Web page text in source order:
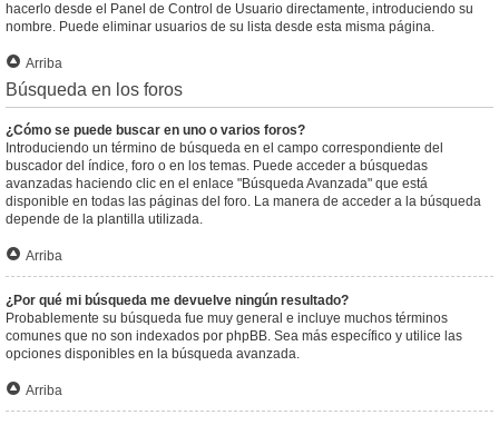
hacerlo desde el Panel de Control de Usuario directamente, introduciendo su
nombre. Puede eliminar usuarios de su lista desde esta misma página.
Arriba
Búsqueda en los foros
¿Cómo se puede buscar en uno o varios foros?
Introduciendo un término de búsqueda en el campo correspondiente del
buscador del índice, foro o en los temas. Puede acceder a búsquedas
avanzadas haciendo clic en el enlace "Búsqueda Avanzada" que está
disponible en todas las páginas del foro. La manera de acceder a la búsqueda
depende de la plantilla utilizada.
Arriba
¿Por qué mi búsqueda me devuelve ningún resultado?
Probablemente su búsqueda fue muy general e incluye muchos términos
comunes que no son indexados por phpBB. Sea más específico y utilice las
opciones disponibles en la búsqueda avanzada.
Arriba